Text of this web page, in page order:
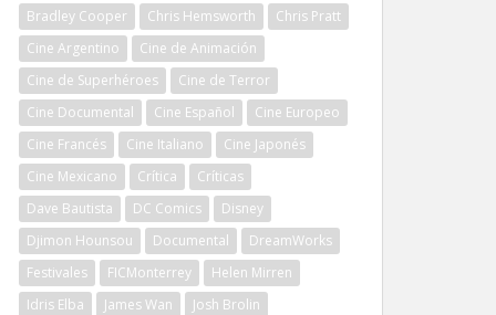
Bradley Cooper Chris Hemsworth
Chris Pratt
Cine Argentino
Cine de Animación
Cine de Superhéroes
Cine de Terror
Cine Documental
Cine Español
Cine Europeo
Cine Francés
Cine Italiano
Cine Japonés
Cine Mexicano
Crítica
Críticas
Dave Bautista
DC Comics
Disney
Djimon Hounsou
Documental
DreamWorks
Festivales
FICMonterrey
Helen Mirren
Idris Elba
James Wan
Josh Brolin